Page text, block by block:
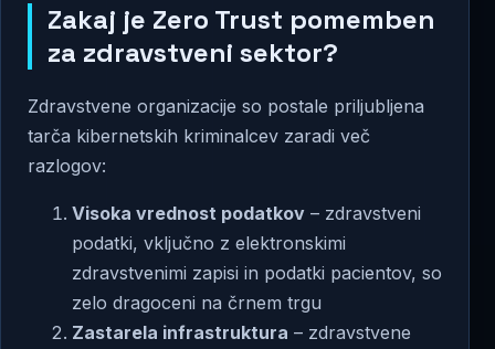
Zakaj je Zero Trust pomemben
za zdravstveni sektor?
Zdravstvene organizacije so postale priljubljena
tarča kibernetskih kriminalcev zaradi več
razlogov:
Visoka vrednost podatkov – zdravstveni
podatki, vključno z elektronskimi
zdravstvenimi zapisi in podatki pacientov, so
zelo dragoceni na črnem trgu
Zastarela infrastruktura – zdravstvene